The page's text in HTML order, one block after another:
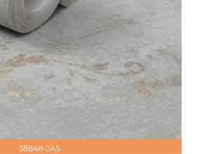
38848-2AS